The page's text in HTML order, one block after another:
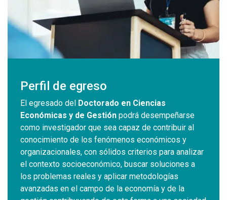
Perfil de egreso
El egresado del Doctorado en Ciencias
Económicas y de Gestión podrá desempeñarse
como investigador que sea capaz de contribuir al
conocimiento de los fenómenos económicos y
organizacionales, con sólidos criterios para analizar
el contexto socioeconómico, buscar soluciones a
los problemas reales y aplicar metodologías
avanzadas en el campo de la economía y de la